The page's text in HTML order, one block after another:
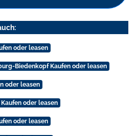
oder leasen
Biedenkopf Kaufen oder leasen
oder leasen
oder leasen
oder leasen